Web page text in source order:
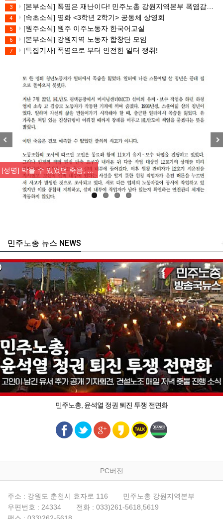
3 [본부소식] 폭염은 재난이다! 민주노총 강원지역본부 폭염감시단 선포 기자회견
4 [속초소식] 영화 <3학년 2학기> 공동체 상영회
5 [원주소식] 원주 이주노동자 한국어교실
6 [본부소식] 강원지역 노동자 합창단 모임
7 [특집기사] 폭염으로 부터 안전한 일터 쟁취!
[산별소식] 건설산업연맹 플랜트건…
주노총 뉴스 NEWS
민주노총, 윤석열 정권 퇴진 투쟁 전면화
PC버전
주소 : 강원도 춘천시 효자로 116
민주노총 강원지역본부
우편번호 : 24334
전화 : 033)261-5618,5619